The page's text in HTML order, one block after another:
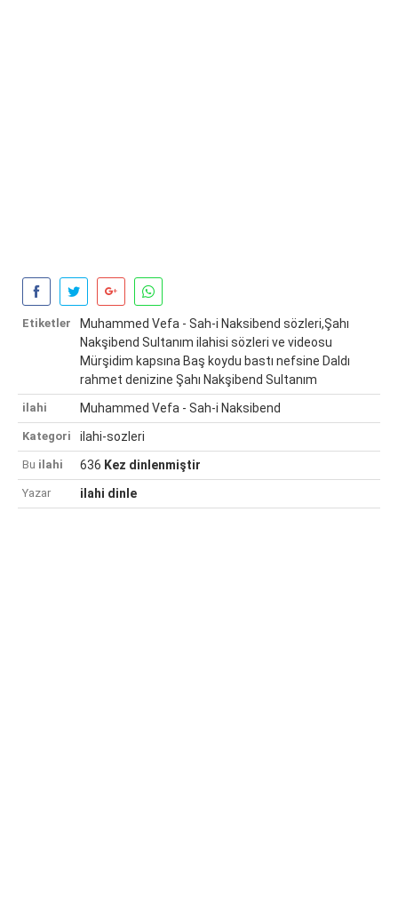
Etiketler
Muhammed Vefa - Sah-i Naksibend sözleri,Şahı
Nakşibend Sultanım ilahisi sözleri ve videosu
Mürşidim kapsına Baş koydu bastı nefsine Daldı
rahmet denizine Şahı Nakşibend Sultanım
ilahi Muhammed Vefa - Sah-i Naksibend
Kategori ilahi-sozleri
Bu ilahi 636 Kez dinlenmiştir
Yazar ilahi dinle